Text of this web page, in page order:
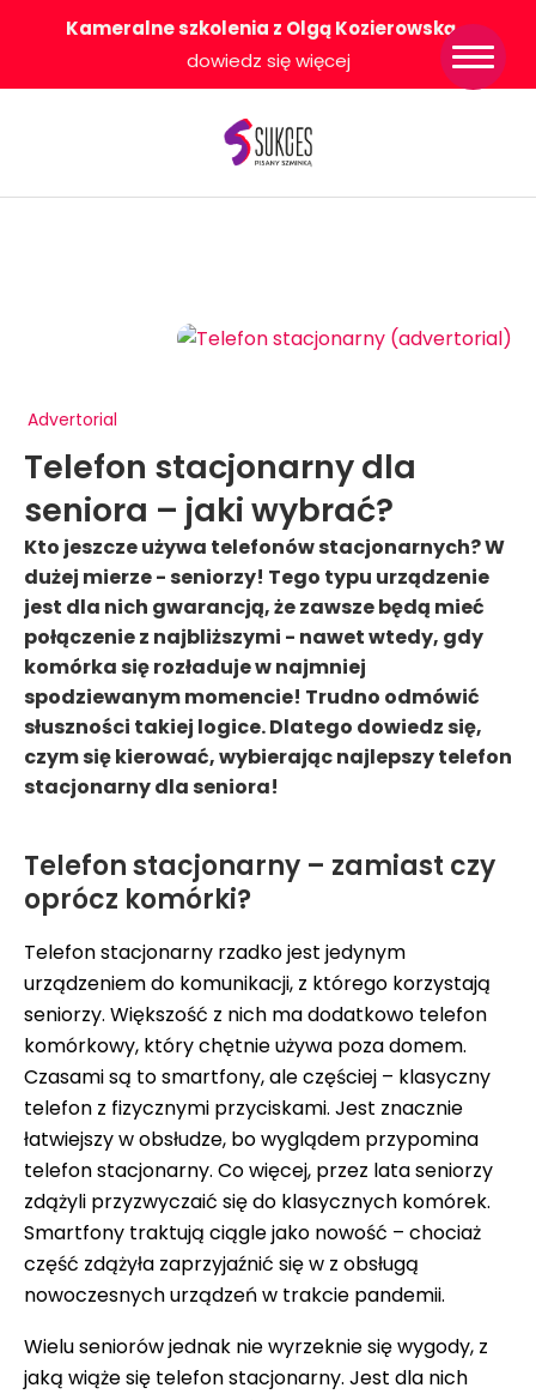
Kameralne szkolenia z Olgą Kozierowską-
dowiedz się więcej
Advertorial
Telefon stacjonarny dla
seniora – jaki wybrać?
Kto jeszcze używa telefonów stacjonarnych? W
dużej mierze - seniorzy! Tego typu urządzenie
jest dla nich gwarancją, że zawsze będą mieć
połączenie z najbliższymi - nawet wtedy, gdy
komórka się rozładuje w najmniej
spodziewanym momencie! Trudno odmówić
słuszności takiej logice. Dlatego dowiedz się,
czym się kierować, wybierając najlepszy telefon
stacjonarny dla seniora!
Telefon stacjonarny – zamiast czy
oprócz komórki?
Telefon stacjonarny rzadko jest jedynym
urządzeniem do komunikacji, z którego korzystają
seniorzy. Większość z nich ma dodatkowo telefon
komórkowy, który chętnie używa poza domem.
Czasami są to smartfony, ale częściej – klasyczny
telefon z fizycznymi przyciskami. Jest znacznie
łatwiejszy w obsłudze, bo wyglądem przypomina
telefon stacjonarny. Co więcej, przez lata seniorzy
zdążyli przyzwyczaić się do klasycznych komórek.
Smartfony traktują ciągle jako nowość – chociaż
część zdążyła zaprzyjaźnić się w z obsługą
nowoczesnych urządzeń w trakcie pandemii.
Wielu seniorów jednak nie wyrzeknie się wygody, z
jaką wiąże się telefon stacjonarny. Jest dla nich
Strona główna
Konkurs Sukces